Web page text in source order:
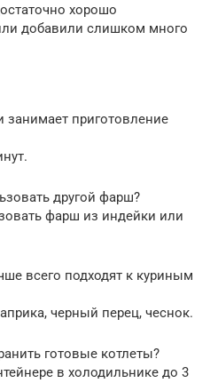
хорошо
добавили слишком много
приготовление
другой фарш?
фарш из индейки или
всего подходят к куриным
черный перец, чеснок.
готовые котлеты?
в холодильнике до 3